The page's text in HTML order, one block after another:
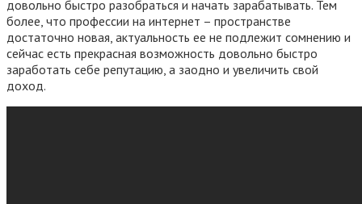
довольно быстро разобраться и начать зарабатывать. Тем
более, что профессии на интернет – пространстве
достаточно новая, актуальность ее не подлежит сомнению и
сейчас есть прекрасная возможность довольно быстро
заработать себе репутацию, а заодно и увеличить свой
доход.